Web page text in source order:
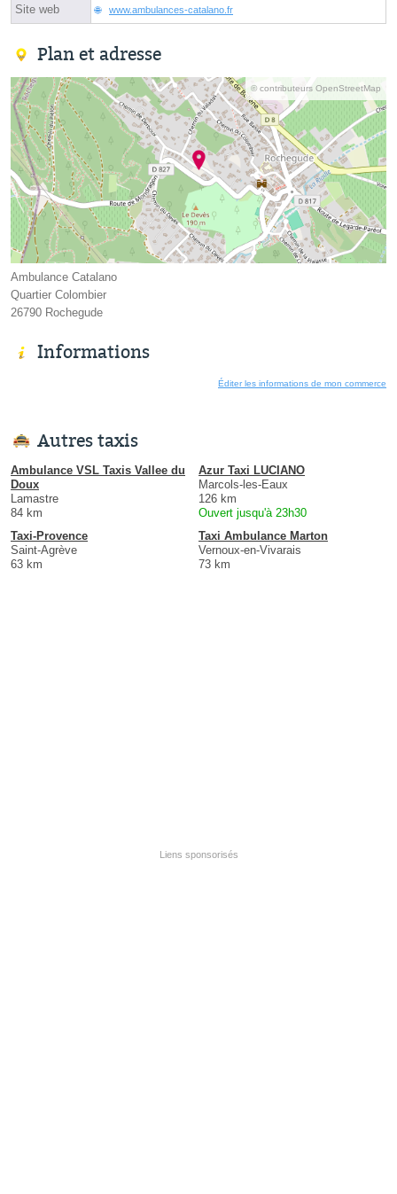
Site web www.ambulances-catalano.fr
Plan et adresse
© contributeurs OpenStreetMap
Ambulance Catalano
Quartier Colombier
26790 Rochegude
Informations
Éditer les informations de mon commerce
Autres taxis
Ambulance VSL Taxis Vallee du
Doux
Lamastre
84 km
Azur Taxi LUCIANO
Marcols-les-Eaux
126 km
Ouvert jusqu'à 23h30
Taxi-Provence
Saint-Agrève
63 km
Taxi Ambulance Marton
Vernoux-en-Vivarais
73 km